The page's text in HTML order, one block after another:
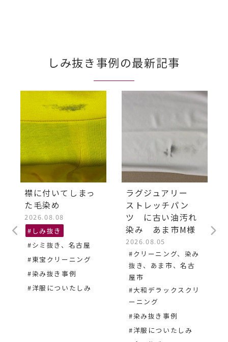
しみ抜き事例の最新記事
襟に付いてしまっ
た毛染め
2026.08.08
#しみ抜き
#シミ抜き、名古屋
#東宝クリーニング
#染み抜き事例
#洋服についたしみ
ラグジュアリー
ストレッチパン
ツ に古い油汚れ
染み あま市M様
2026.08.05
#クリーニング、染み
抜き、あま市、名古
屋市
#大和デラックスクリ
ーニング
#染み抜き事例
#洋服についたしみ